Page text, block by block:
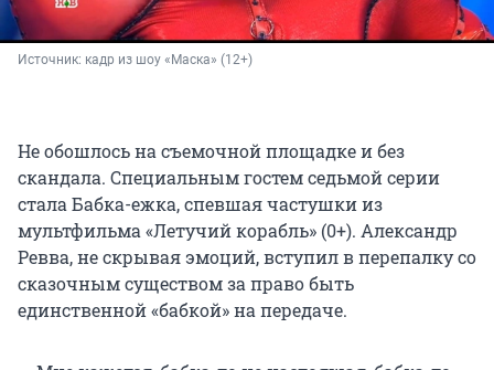
Источник: кадр из шоу «Маска» (12+)
Не обошлось на съемочной площадке и без
скандала. Специальным гостем седьмой серии
стала Бабка-ежка, спевшая частушки из
мультфильма «Летучий корабль» (0+). Александр
Ревва, не скрывая эмоций, вступил в перепалку со
сказочным существом за право быть
единственной «бабкой» на передаче.